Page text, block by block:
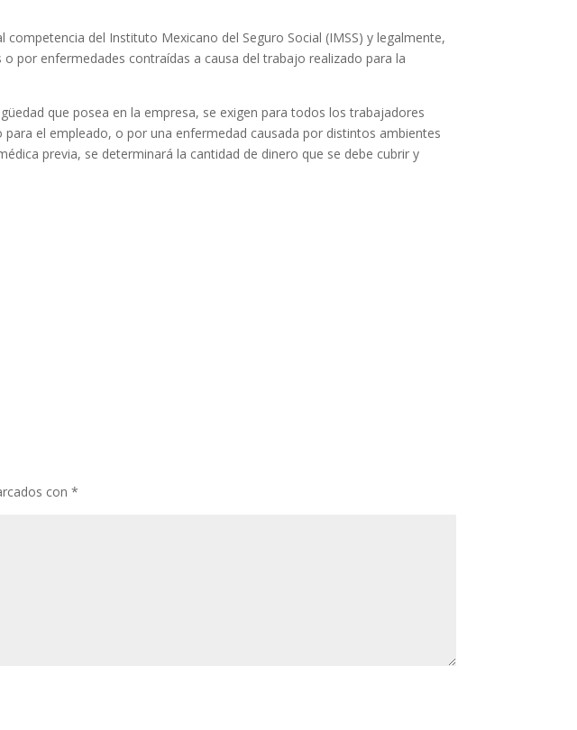
del Instituto Mexicano del Seguro Social (IMSS) y legalmente,
por enfermedades contraídas a causa del trabajo realizado para la
que posea en la empresa, se exigen para todos los trabajadores
el empleado, o por una enfermedad causada por distintos ambientes
previa, se determinará la cantidad de dinero que se debe cubrir y
con*